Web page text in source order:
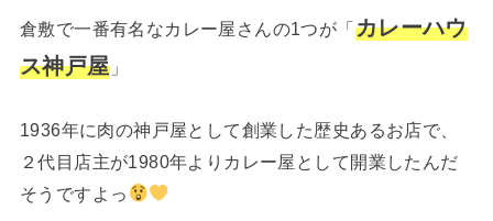
倉敷で一番有名なカレー屋さんの1つが「カレーハウ
ス神戸屋」
1936年に肉の神戸屋として創業した歴史あるお店で、
２代目店主が1980年よりカレー屋として開業したんだ
そうですよっ